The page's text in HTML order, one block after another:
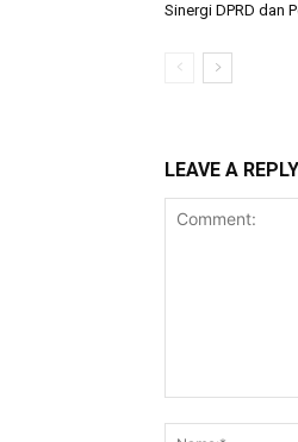
Sinergi DPRD dan
LEAVE A REPLY